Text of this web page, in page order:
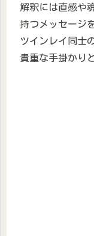
解釈には直感や
持つメッセージ
ツインレイ同士
貴重な手掛かり